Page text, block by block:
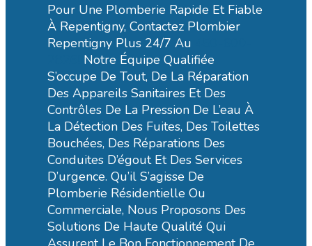
Pour Une Plomberie Rapide Et Fiable
À Repentigny, Contactez Plombier
Repentigny Plus 24/7 Au
Notre Équipe Qualifiée
S’occupe De Tout, De La Réparation
Des Appareils Sanitaires Et Des
Contrôles De La Pression De L’eau À
La Détection Des Fuites, Des Toilettes
Bouchées, Des Réparations Des
Conduites D’égout Et Des Services
D’urgence. Qu’il S’agisse De
Plomberie Résidentielle Ou
Commerciale, Nous Proposons Des
Solutions De Haute Qualité Qui